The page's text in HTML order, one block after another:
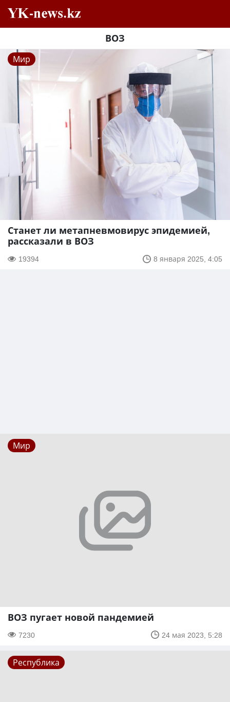
ВОЗ
Мир
Станет ли метапневмовирус эпидемией,
рассказали в ВОЗ
19394 8 января 2025, 4:05
Мир
ВОЗ пугает новой пандемией
7230 24 мая 2023, 5:28
Республика